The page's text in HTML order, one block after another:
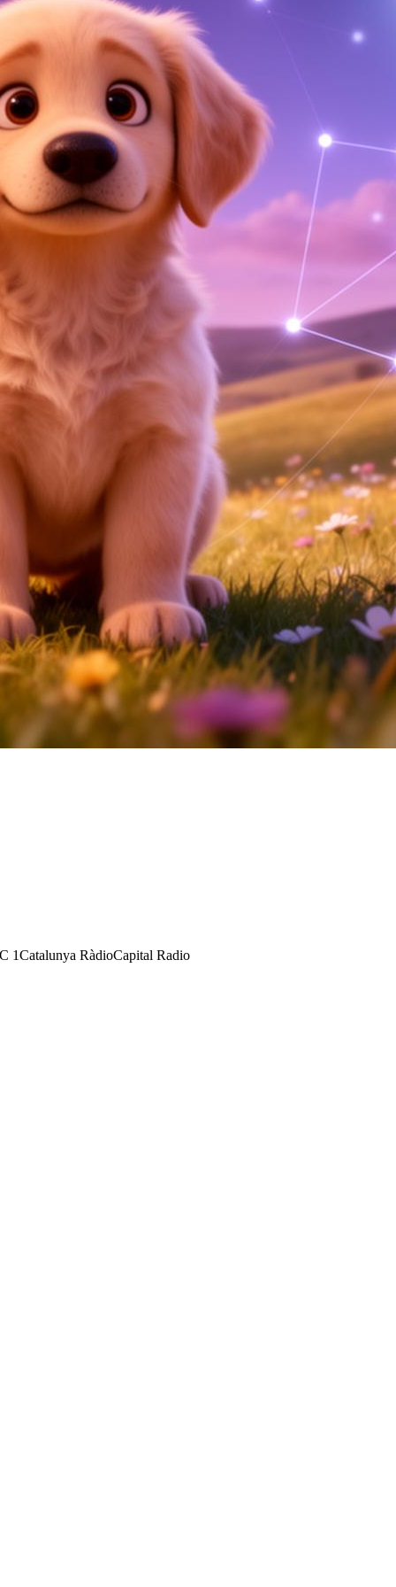
1Catalunya RàdioCapital Radio